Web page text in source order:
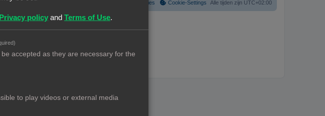
Alle tijden zijn UTC+02:00
Cookie-Settings
Verwijder cookies
© phpBB Limited
.
Privacy policy and Terms of Use.
accepted as they are necessary for the
to play videos or external media